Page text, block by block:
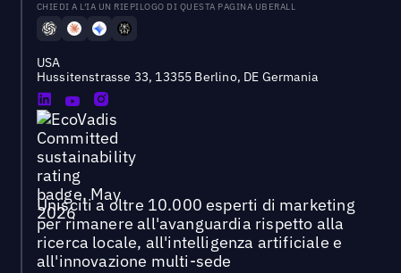
CHIEDI A L'IA UN RIEPILOGO DI QUESTA PAGINA UBERALL
USA
Hussitenstrasse 33, 13355 Berlino, DE Germania
Unisciti a oltre 10.000 esperti di marketing
per rimanere all'avanguardia rispetto alla
ricerca locale, all'intelligenza artificiale e
all'innovazione multi-sede